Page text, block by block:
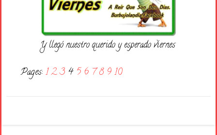
Y llegó nuestro querido y esperado viernes
Pages: 1 2 3 4 5 6 7 8 9 10